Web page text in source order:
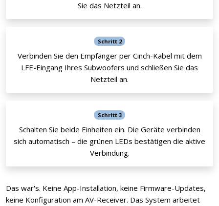
Sie das Netzteil an.
Schritt 2
Verbinden Sie den Empfänger per Cinch-Kabel mit dem
LFE-Eingang Ihres Subwoofers und schließen Sie das
Netzteil an.
Schritt 3
Schalten Sie beide Einheiten ein. Die Geräte verbinden
sich automatisch – die grünen LEDs bestätigen die aktive
Verbindung.
Das war's. Keine App-Installation, keine Firmware-Updates,
keine Konfiguration am AV-Receiver. Das System arbeitet